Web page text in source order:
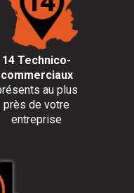
14 Technico-
commerciaux
au plus
près de votre
entreprise